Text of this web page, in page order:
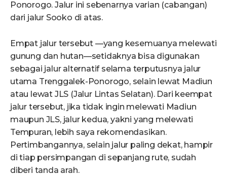
Ponorogo. Jalur ini sebenarnya varian (cabangan)
dari jalur Sooko di atas.
Empat jalur tersebut —yang kesemuanya melewati
gunung dan hutan—setidaknya bisa digunakan
sebagai jalur alternatif selama terputusnya jalur
utama Trenggalek-Ponorogo, selain lewat Madiun
atau lewat JLS (Jalur Lintas Selatan). Dari keempat
jalur tersebut, jika tidak ingin melewati Madiun
maupun JLS, jalur kedua, yakni yang melewati
Tempuran, lebih saya rekomendasikan.
Pertimbangannya, selain jalur paling dekat, hampir
di tiap persimpangan di sepanjang rute, sudah
diberi tanda arah.